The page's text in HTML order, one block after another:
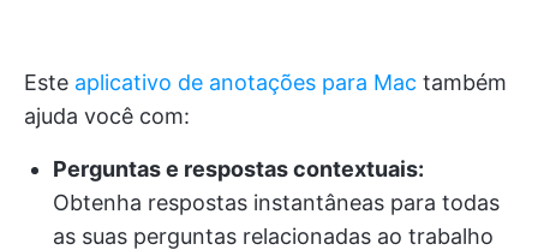
Este aplicativo de anotações para Mac também
ajuda você com:
Perguntas e respostas contextuais:
Obtenha respostas instantâneas para todas
as suas perguntas relacionadas ao trabalho